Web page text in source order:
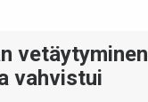
vetäytyminen
vahvistui